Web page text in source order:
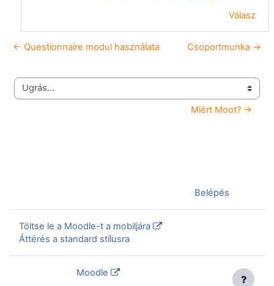
Válasz
← Questionnaire modul használata Csoportmunka →
Ugrás...
Miért Moot? →
Belépés
Töltse le a Moodle-t a mobiljára
Áttérés a standard stílusra
Moodle